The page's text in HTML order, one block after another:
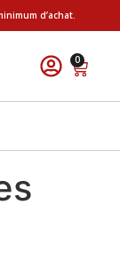
d’achat.
0